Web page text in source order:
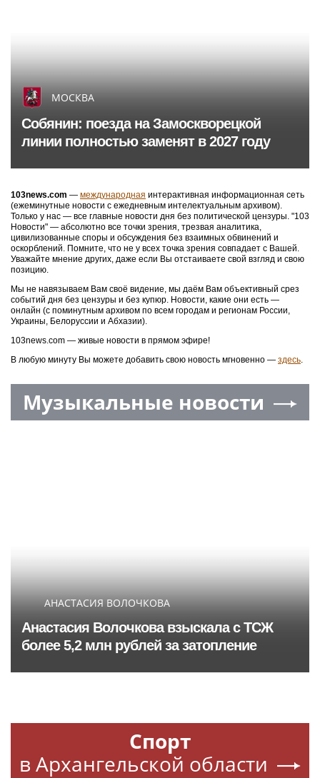
МОСКВА
Собянин: поезда на Замоскворецкой
линии полностью заменят в 2027 году
103news.com — международная интерактивная информационная сеть
(ежеминутные новости с ежедневным интелектуальным архивом).
Только у нас — все главные новости дня без политической цензуры. "103
Новости" — абсолютно все точки зрения, трезвая аналитика,
цивилизованные споры и обсуждения без взаимных обвинений и
оскорблений. Помните, что не у всех точка зрения совпадает с Вашей.
Уважайте мнение других, даже если Вы отстаиваете свой взгляд и свою
позицию.
Мы не навязываем Вам своё видение, мы даём Вам объективный срез
событий дня без цензуры и без купюр. Новости, какие они есть —
онлайн (с поминутным архивом по всем городам и регионам России,
Украины, Белоруссии и Абхазии).
103news.com — живые новости в прямом эфире!
В любую минуту Вы можете добавить свою новость мгновенно — здесь.
Музыкальные новости
АНАСТАСИЯ ВОЛОЧКОВА
Анастасия Волочкова взыскала с ТСЖ
более 5,2 млн рублей за затопление
Спорт
в Архангельской области